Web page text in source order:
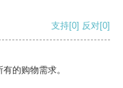
支持[0] 反对[0]
的购物需求。